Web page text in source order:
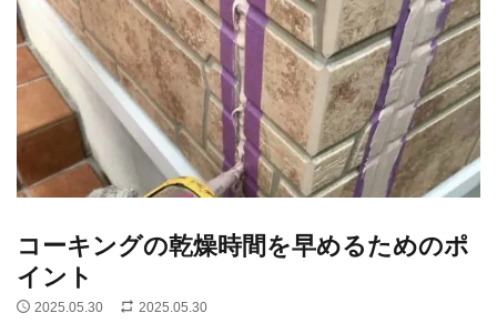
コーキングの乾燥時間を早めるためのポ
イント
2025.05.30
2025.05.30